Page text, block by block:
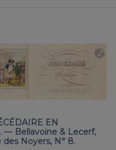
EN
— Bellavoine & Lecerf,
des Noyers, N° 8.